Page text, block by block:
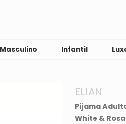
Masculino Infantil
ELIAN
Pijama
White &